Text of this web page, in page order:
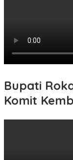
Bupati
Komit